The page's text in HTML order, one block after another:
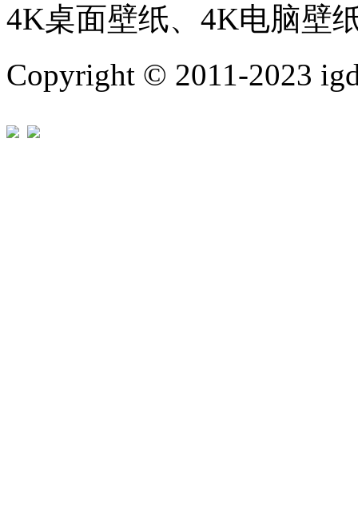
4K桌面壁纸、4K电脑壁
Copyright © 2011-2023